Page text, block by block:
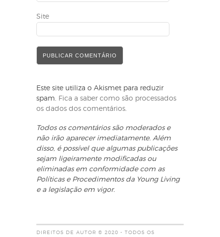
Site
Este site utiliza o Akismet para reduzir
spam. Fica a saber como são processados
os dados dos comentários.
Todos os comentários são moderados e
não irão aparecer imediatamente. Além
disso, é possível que algumas publicações
sejam ligeiramente modificadas ou
eliminadas em conformidade com as
Políticas e Procedimentos da Young Living
e a legislação em vigor.
DIREITOS DE AUTOR © 2020 - TODOS OS